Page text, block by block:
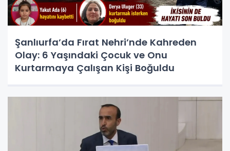
Şanlıurfa’da Fırat Nehri’nde Kahreden
Olay: 6 Yaşındaki Çocuk ve Onu
Kurtarmaya Çalışan Kişi Boğuldu